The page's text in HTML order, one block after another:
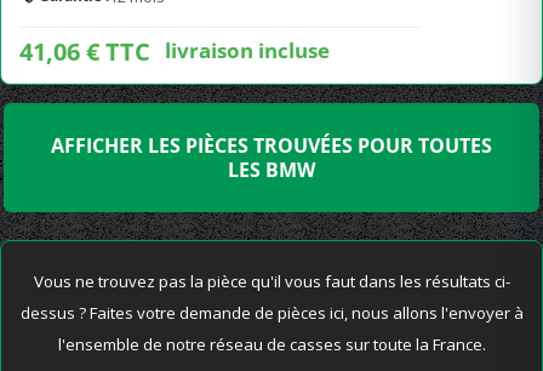
41,06 € TTC livraison incluse
AFFICHER LES PIÈCES TROUVÉES POUR TOUTES
LES BMW
Vous ne trouvez pas la pièce qu'il vous faut dans les résultats ci-
dessus ? Faites votre demande de pièces ici, nous allons l'envoyer à
l'ensemble de notre réseau de casses sur toute la France.